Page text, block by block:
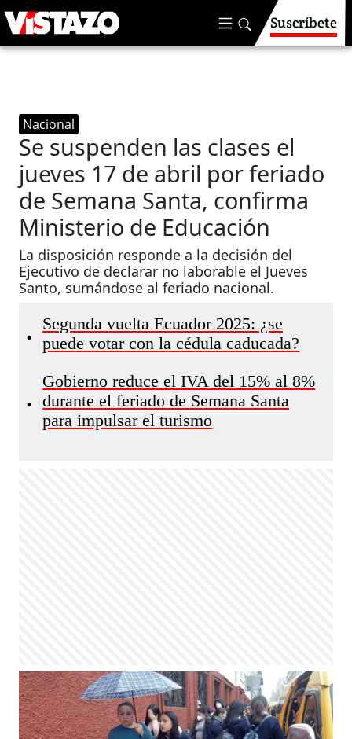
Suscríbete
Nacional
Se suspenden las clases el
jueves 17 de abril por feriado
de Semana Santa, confirma
Ministerio de Educación
La disposición responde a la decisión del
Ejecutivo de declarar no laborable el Jueves
Santo, sumándose al feriado nacional.
•
Segunda vuelta Ecuador 2025: ¿se
puede votar con la cédula caducada?
•
Gobierno reduce el IVA del 15% al 8%
durante el feriado de Semana Santa
para impulsar el turismo